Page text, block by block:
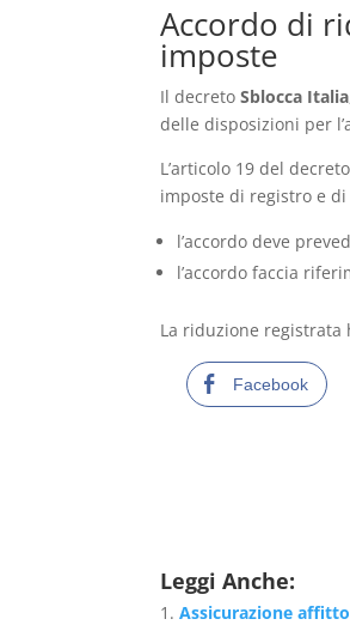
Accordo di
imposte
Il decretoSblocca Italia
delle disposizioni per
L’articolo 19 del
imposte di registro e
l’accordo deve
l’accordo faccia
La riduzione registrata
Facebook
Leggi Anche:
Assicurazione